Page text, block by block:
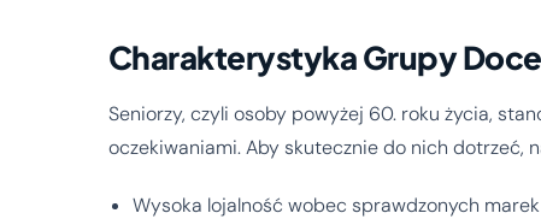
Charakterystyka Grupy
Seniorzy, czyli osoby powyżej 60. roku życia,
oczekiwaniami. Aby skutecznie do nich dotrzeć,
Wysoka lojalność wobec sprawdzonych marek